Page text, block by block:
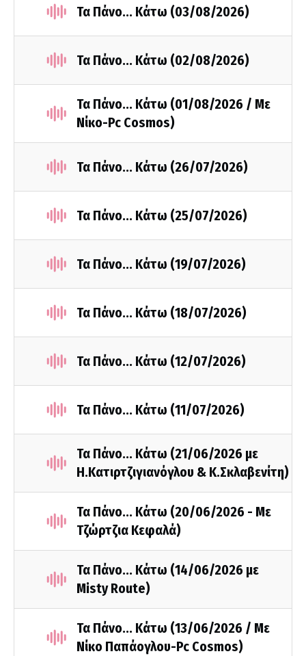
Τα Πάνο... Κάτω (03/08/2026)
Τα Πάνο... Κάτω (02/08/2026)
Τα Πάνο... Κάτω (01/08/2026 / Με
Νίκο-Pc Cosmos)
Τα Πάνο... Κάτω (26/07/2026)
Τα Πάνο... Κάτω (25/07/2026)
Τα Πάνο... Κάτω (19/07/2026)
Τα Πάνο... Κάτω (18/07/2026)
Τα Πάνο... Κάτω (12/07/2026)
Τα Πάνο... Κάτω (11/07/2026)
Τα Πάνο... Κάτω (21/06/2026 με
Η.Κατιρτζιγιανόγλου & Κ.Σκλαβενίτη)
Τα Πάνο... Κάτω (20/06/2026 - Με
Τζώρτζια Κεφαλά)
Τα Πάνο... Κάτω (14/06/2026 με
Misty Route)
Τα Πάνο... Κάτω (13/06/2026 / Με
Νίκο Παπάογλου-Pc Cosmos)